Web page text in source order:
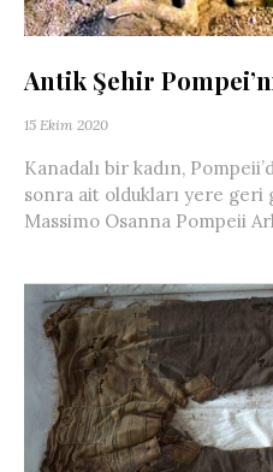
Antik Şehir
15 Ekim 2020
Kanadalı bir kadın,
sonra ait oldukları yere
Massimo Osanna Pompeii